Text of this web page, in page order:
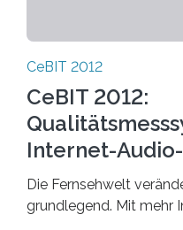
CeBIT 2012
CeBIT 2012:
Internet-
Dienste
Die Fernsehwelt
grundlegend. Mit mehr